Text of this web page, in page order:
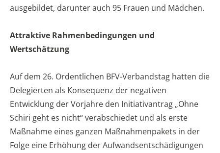
ausgebildet, darunter auch 95 Frauen und Mädchen.
Attraktive Rahmenbedingungen und
Wertschätzung
Auf dem 26. Ordentlichen BFV-Verbandstag hatten die
Delegierten als Konsequenz der negativen
Entwicklung der Vorjahre den Initiativantrag „Ohne
Schiri geht es nicht“ verabschiedet und als erste
Maßnahme eines ganzen Maßnahmenpakets in der
Folge eine Erhöhung der Aufwandsentschädigungen